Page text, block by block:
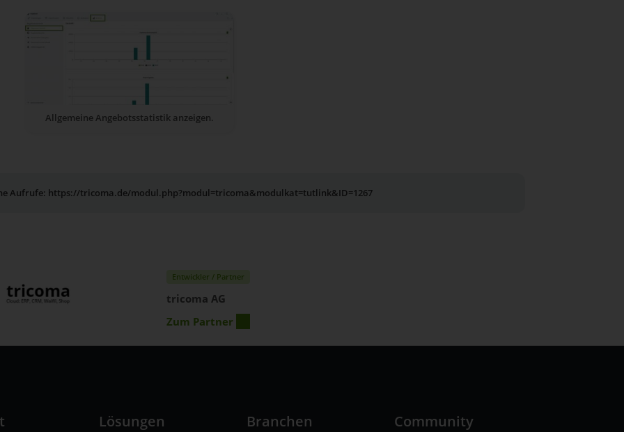
Allgemeine Angebotsstatistik anzeigen.
Aufrufe: https://tricoma.de/modul.php?modul=tricoma&modulkat=tutlink&ID=1267
Entwickler / Partner
tricoma AG
Zum Partner
Lösungen Branchen Community